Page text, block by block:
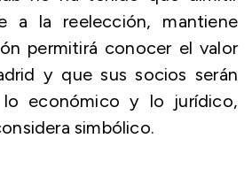
a la reelección, mantiene
permitirá conocer el valor
y que sus socios serán
económico y lo jurídico,
simbólico.